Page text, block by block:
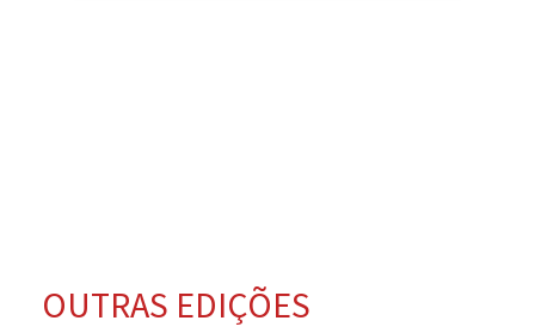
OUTRAS EDIÇÕES